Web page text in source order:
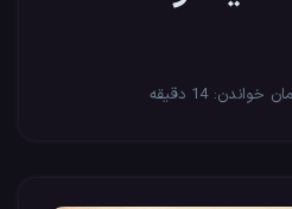
خواندن:14 دقیقه